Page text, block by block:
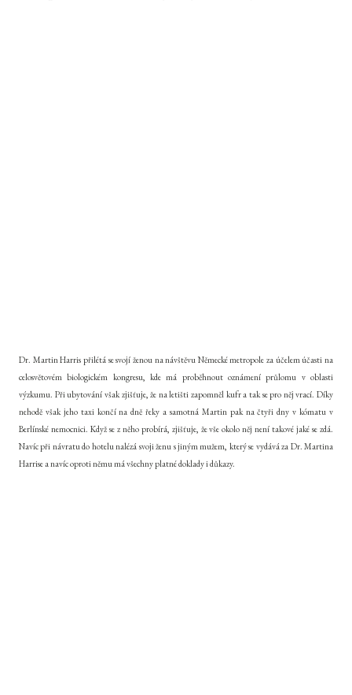
Dr. Martin Harris přilétá se svojí ženou na návštěvu Německé metropole za účelem účasti na
celosvětovém biologickém kongresu, kde má proběhnout oznámení průlomu v oblasti
výzkumu. Při ubytování však zjišťuje, že na letišti zapomněl kufr a tak se pro něj vrací. Díky
nehodě však jeho taxi končí na dně řeky a samotná Martin pak na čtyři dny v kómatu v
Berlínské nemocnici. Když se z něho probírá, zjišťuje, že vše okolo něj není takové jaké se zdá.
Navíc při návratu do hotelu nalézá svoji ženu s jiným mužem, který se vydává za Dr. Martina
Harrise a navíc oproti němu má všechny platné doklady i důkazy.